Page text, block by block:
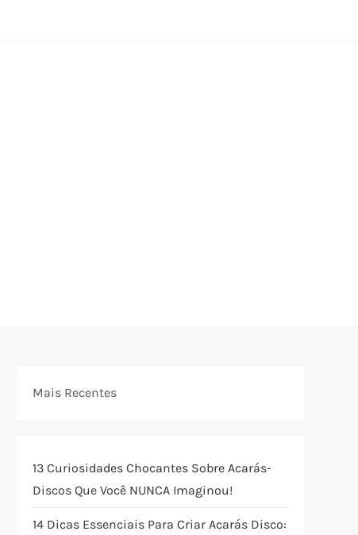
Mais Recentes
13 Curiosidades Chocantes Sobre Acarás-
Discos Que Você NUNCA Imaginou!
14 Dicas Essenciais Para Criar Acarás Disco: